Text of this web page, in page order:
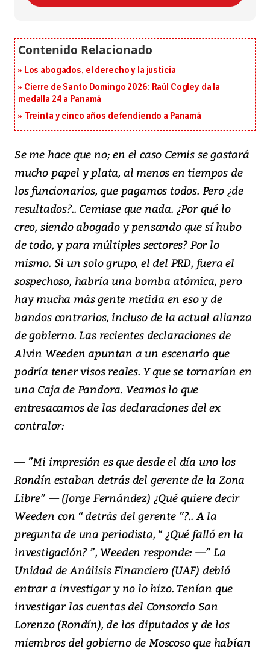
Los abogados, el derecho y la justicia
Cierre de Santo Domingo 2026: Raúl Cogley da la
medalla 24 a Panamá
Treinta y cinco años defendiendo a Panamá
Se me hace que no; en el caso Cemis se gastará
mucho papel y plata, al menos en tiempos de
los funcionarios, que pagamos todos. Pero ¿de
resultados?.. Cemiase que nada. ¿Por qué lo
creo, siendo abogado y pensando que sí hubo
de todo, y para múltiples sectores? Por lo
mismo. Si un solo grupo, el del PRD, fuera el
sospechoso, habría una bomba atómica, pero
hay mucha más gente metida en eso y de
bandos contrarios, incluso de la actual alianza
de gobierno. Las recientes declaraciones de
Alvin Weeden apuntan a un escenario que
podría tener visos reales. Y que se tornarían en
una Caja de Pandora. Veamos lo que
entresacamos de las declaraciones del ex
contralor:
— ”Mi impresión es que desde el día uno los
Rondín estaban detrás del gerente de la Zona
Libre” — (Jorge Fernández) ¿Qué quiere decir
Weeden con “ detrás del gerente ”?.. A la
pregunta de una periodista, “ ¿Qué falló en la
investigación? ”, Weeden responde: —” La
Unidad de Análisis Financiero (UAF) debió
entrar a investigar y no lo hizo. Tenían que
investigar las cuentas del Consorcio San
Lorenzo (Rondín), de los diputados y de los
miembros del gobierno de Moscoso que habían